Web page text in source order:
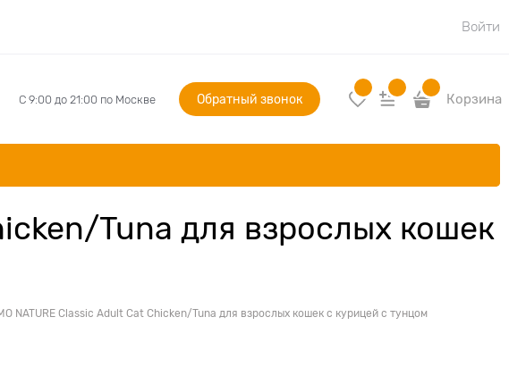
Войти
С 9:00 до 21:00 по Москве Обратный звонок Корзина
Tuna для взрослых кошек
NATURE Classic Adult Cat Chicken/Tuna для взрослых кошек с курицей с тунцом